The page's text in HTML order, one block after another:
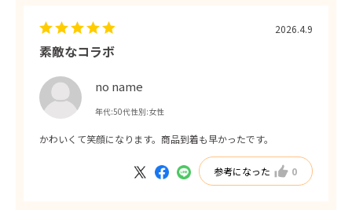
素敵なコラボ
no name
年代:50代性別:女性
2026.4.9
かわいくて笑顔になります。商品到着も早かったです。
参考になった 0